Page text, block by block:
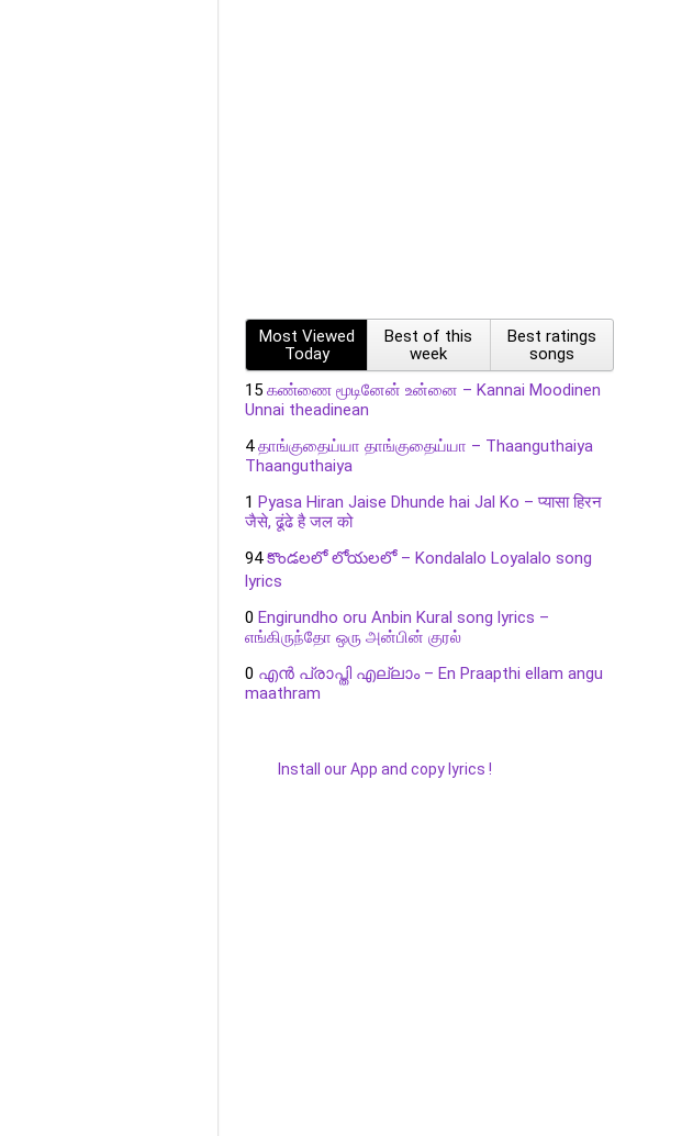
Most Viewed
Today
Best of this
week
Best ratings
songs
15 கண்ணை மூடினேன் உன்னை – Kannai Moodinen
Unnai theadinean
4 தாங்குதைய்யா தாங்குதைய்யா – Thaanguthaiya
Thaanguthaiya
1 Pyasa Hiran Jaise Dhunde hai Jal Ko – प्यासा हिरन
जैसे, ढूंढे है जल को
94 కొండలలో లోయలలో – Kondalalo Loyalalo song
lyrics
0 Engirundho oru Anbin Kural song lyrics –
எங்கிருந்தோ ஒரு அன்பின் குரல்
0 എൻ പ്രാപ്തി എല്ലാം – En Praapthi ellam angu
maathram
Install our App and copy lyrics !